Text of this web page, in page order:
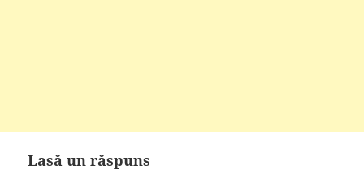
Lasă un răspuns